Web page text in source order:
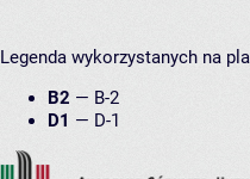
Legenda wykorzystanych na
B2 — B-2
D1 — D-1